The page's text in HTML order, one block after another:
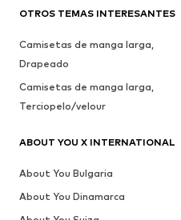
OTROS TEMAS INTERESANTES
Camisetas de manga larga,
Drapeado
Camisetas de manga larga,
Terciopelo/velour
ABOUT YOU X INTERNATIONAL
About You Bulgaria
About You Dinamarca